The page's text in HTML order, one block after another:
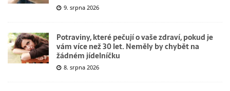
9. srpna 2026
Potraviny, které pečují o vaše zdraví, pokud je
vám více než 30 let. Neměly by chybět na
žádném jídelníčku
8. srpna 2026